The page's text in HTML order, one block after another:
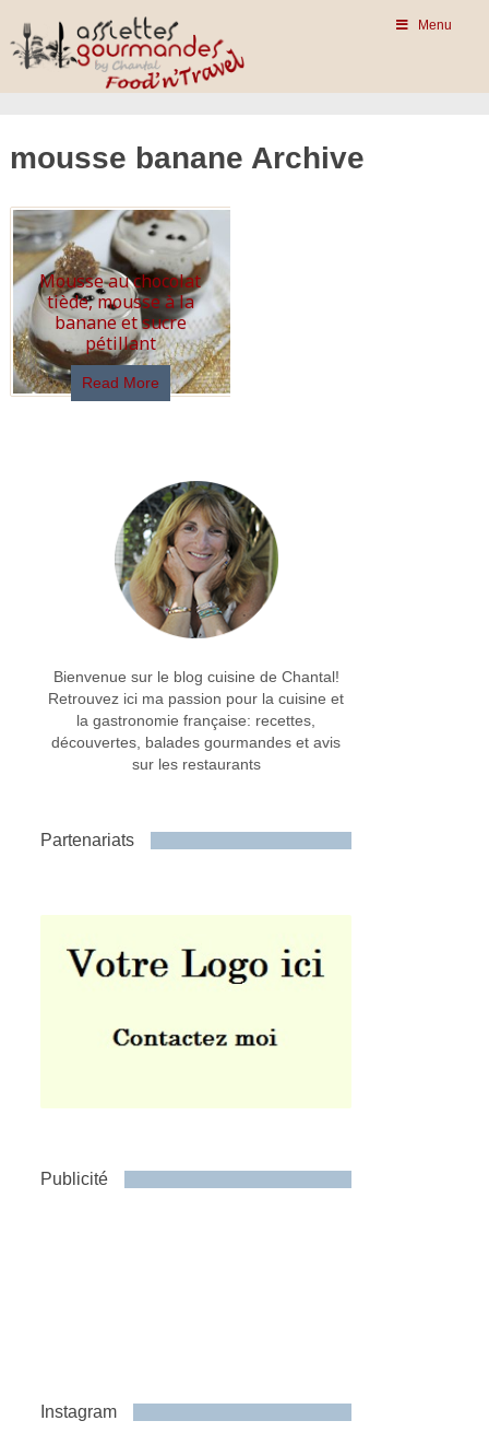
Menu
mousse banane Archive
Mousse au chocolat
tiède, mousse à la
banane et sucre
pétillant
Read More
Bienvenue sur le blog cuisine de Chantal!
Retrouvez ici ma passion pour la cuisine et
la gastronomie française: recettes,
découvertes, balades gourmandes et avis
sur les restaurants
Partenariats
Publicité
Instagram